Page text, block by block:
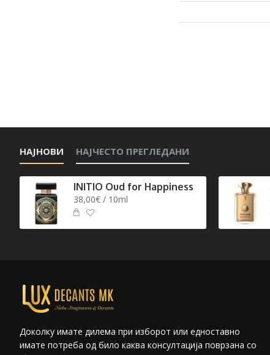
НАЈНОВИ НАЈЧЕСТО ПРЕГЛЕДАНИ
INITIO Oud for Happiness
38,00€ / 10ml
Доколку имате дилема при изборот или едноставно
имате потреба од било каква консултација поврзана со